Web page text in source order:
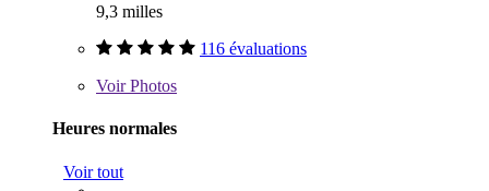
9,3 milles
116 évaluations
VoirPhotos
Heures normales
Voir tout